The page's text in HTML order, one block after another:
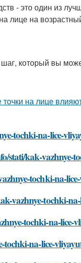
- это один из
лице на
который вы
tochki-na-lice-
stati/kak-vazhnye-
tochki-na-
vazhnye-tochki-
tochki-na-lice-
na-lice-